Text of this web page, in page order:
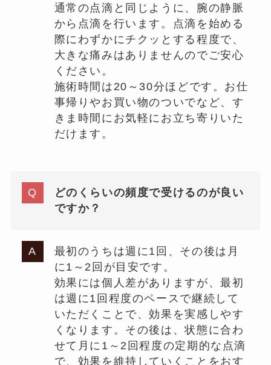
通常の点滴と同じように、腕の静脈
から点滴を行います。点滴を始める
際にわずかにチクッとする程度で、
大きな痛みはありませんのでご安心
ください。
施術時間は20～30分ほどです。お仕
事帰りやお買い物のついでなど、す
きま時間にお気軽にお立ち寄りいた
だけます。
どのくらいの頻度で受けるのが良い
ですか？
最初のうちは週に1回、その後は月
に1～2回が目安です。
効果には個人差がありますが、最初
は週に1回程度のペースで継続して
いただくことで、効果を実感しやす
くなります。その後は、状態に合わ
せて月に1～2回程度の定期的な点滴
で、効果を維持していくことをおす